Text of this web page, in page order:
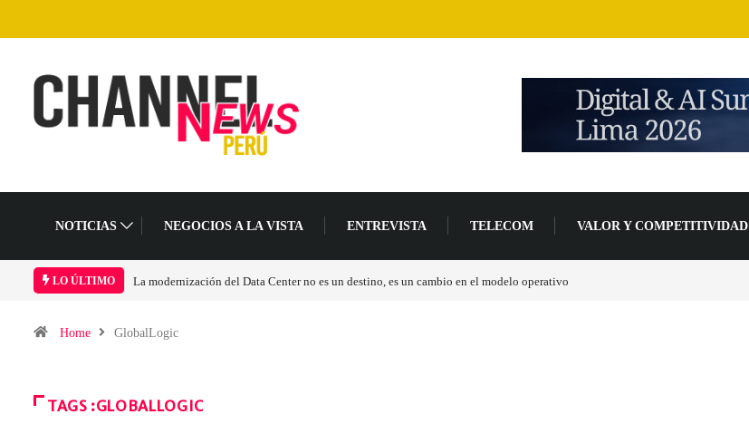
NOTICIAS NEGOCIOS A LA VISTA ENTREVISTA TELECOM VALOR Y COMPETITIVIDAD
LO ÚLTIMO La modernización del Data Center no es un destino, es un cambio en el modelo operativo
Home GlobalLogic
TAGS :GLOBALLOGIC